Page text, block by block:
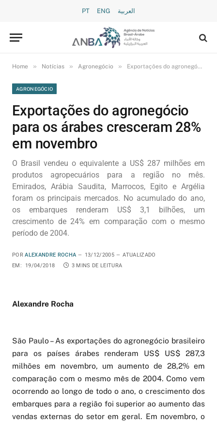
PT ENG العربية
Home » Notícias » Agronegócio » Exportações do agronegócio para os árabes cresceram 28% em novembro
AGRONEGÓCIO
Exportações do agronegócio
para os árabes cresceram 28%
em novembro
O Brasil vendeu o equivalente a US$ 287 milhões em
produtos agropecuários para a região no mês.
Emirados, Arábia Saudita, Marrocos, Egito e Argélia
foram os principais mercados. No acumulado do ano,
os embarques renderam US$ 3,1 bilhões, um
crescimento de 24% em comparação com o mesmo
período de 2004.
POR ALEXANDRE ROCHA 13/12/2005
ATUALIZADO
EM:
19/04/2018 3 MINS DE LEITURA
Alexandre Rocha
São Paulo – As exportações do agronegócio brasileiro
para os países árabes renderam US$ US$ 287,3
milhões em novembro, um aumento de 28,2% em
comparação com o mesmo mês de 2004. Como vem
ocorrendo ao longo de todo o ano, o crescimento dos
embarques para a região foi superior ao aumento das
vendas externas do setor em geral. Em novembro, o